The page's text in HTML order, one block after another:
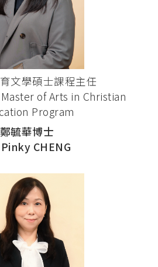
文學碩士課程主任
of Arts in Christian
Program
鄭毓華博士
CHENG